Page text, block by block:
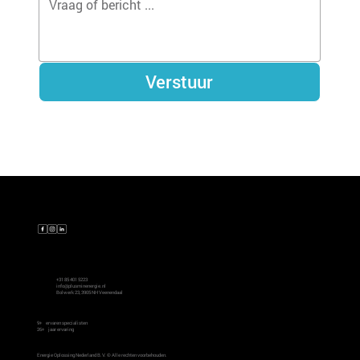
Verstuur
9+ ervaren specialisten
+31 85 401 5223
info@plusminenergie.nl
Bolwerk 23, 3905 NH Veenendaal
26+ jaar ervaring
Energie Oplossing Nederland B.V. © Alle rechten voorbehouden.